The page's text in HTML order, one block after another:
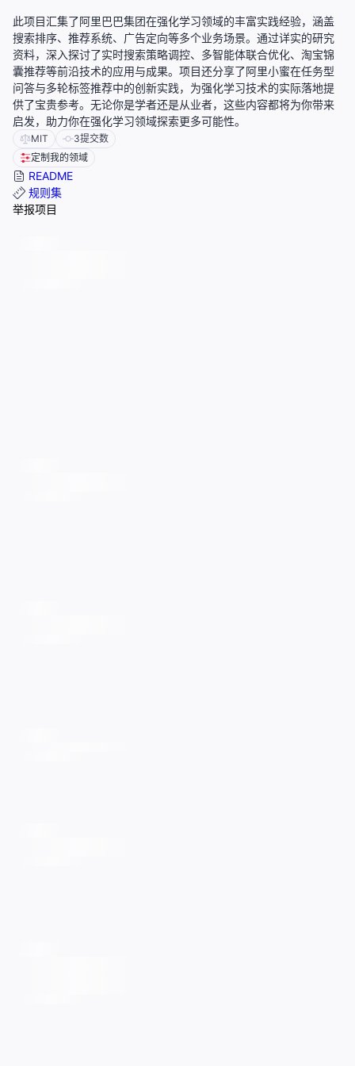
此项目汇集了阿里巴巴集团在强化学习领域的丰富实践经验，涵盖
搜索排序、推荐系统、广告定向等多个业务场景。通过详实的研究
资料，深入探讨了实时搜索策略调控、多智能体联合优化、淘宝锦
囊推荐等前沿技术的应用与成果。项目还分享了阿里小蜜在任务型
问答与多轮标签推荐中的创新实践，为强化学习技术的实际落地提
供了宝贵参考。无论你是学者还是从业者，这些内容都将为你带来
启发，助力你在强化学习领域探索更多可能性。
MIT 3提交数
定制我的领域
README
规则集
举报项目